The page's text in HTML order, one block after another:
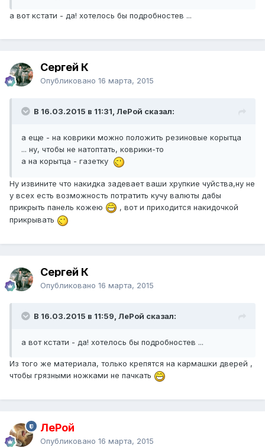
а вот кстати - да! хотелось бы подробностев ...
Сергей К
Опубликовано 16 марта, 2015
В 16.03.2015 в 11:31, ЛеРой сказал:
а еще - на коврики можно положить резиновые корытца
... ну, чтобы не натоптать, коврики-то
а на корытца - газетку
Ну извините что накидка задевает ваши хрупкие чуйства,ну не
у всех есть возможность потратить кучу валюты дабы
прикрыть панель кожею
, вот и приходится накидочкой
прикрывать
Сергей К
Опубликовано 16 марта, 2015
В 16.03.2015 в 11:59, ЛеРой сказал:
а вот кстати - да! хотелось бы подробностев ...
Из того же материала, только крепятся на кармашки дверей ,
чтобы грязными ножками не пачкать
ЛеРой
Опубликовано 16 марта, 2015